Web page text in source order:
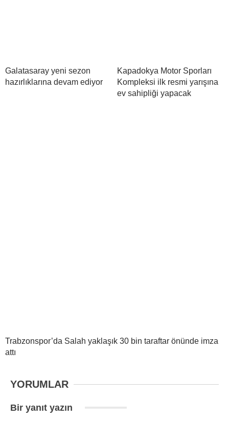
Galatasaray yeni sezon
hazırlıklarına devam ediyor
Kapadokya Motor Sporları
Kompleksi ilk resmi yarışına
ev sahipliği yapacak
Trabzonspor’da Salah yaklaşık 30 bin taraftar önünde imza
attı
YORUMLAR
Bir yanıt yazın